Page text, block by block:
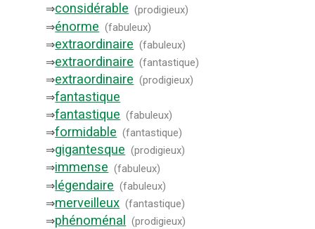
⇒considérable (prodigieux)
⇒énorme (fabuleux)
⇒extraordinaire (fabuleux)
⇒extraordinaire (fantastique)
⇒extraordinaire (prodigieux)
⇒fantastique
⇒fantastique (fabuleux)
⇒formidable (fantastique)
⇒gigantesque (prodigieux)
⇒immense (fabuleux)
⇒légendaire (fabuleux)
⇒merveilleux (fantastique)
⇒phénoménal (prodigieux)